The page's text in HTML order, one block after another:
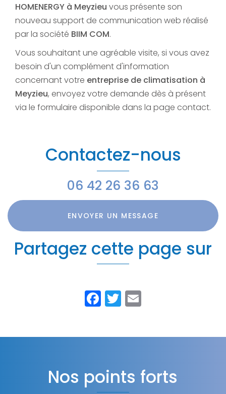
HOMENERGY à Meyzieu vous présente son
nouveau support de communication web réalisé
par la société BIIM COM.
Vous souhaitant une agréable visite, si vous avez
besoin d'un complément d'information
concernant votre entreprise de climatisation à
Meyzieu, envoyez votre demande dès à présent
via le formulaire disponible dans la page contact.
Contactez-nous
06 42 26 36 63
ENVOYER UN MESSAGE
Partagez cette page sur
Facebook
Twitter
Nos points forts